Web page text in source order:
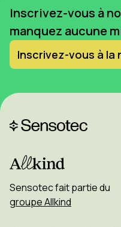
Inscrivez-vous à
manquez aucune
Inscrivez-vous à la
Sensotec fait partie du
groupe Allkind